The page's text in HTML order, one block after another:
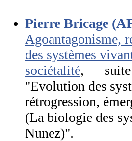
Pierre Bricage
Agoantagonisme,
des systèmes
sociétalité, suite
"Evolution des
rétrogression,
(La biologie des
Nunez)".